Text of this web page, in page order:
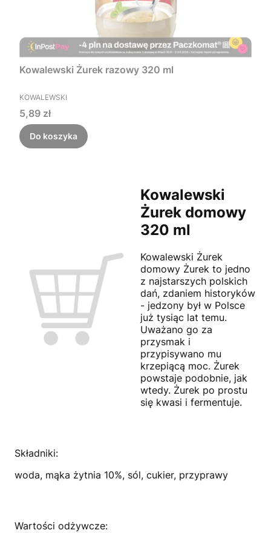
Kowalewski Żurek razowy 320 ml
PRODUCENT
KOWALEWSKI
Cena
5,89 zł
Do koszyka
Kowalewski
Żurek domowy
320 ml
Kowalewski Żurek
domowy Żurek to jedno
z najstarszych polskich
dań, zdaniem historyków
- jedzony był w Polsce
już tysiąc lat temu.
Uważano go za
przysmak i
przypisywano mu
krzepiącą moc. Żurek
powstaje podobnie, jak
wtedy. Żurek po prostu
się kwasi i fermentuje.
Składniki:
woda, mąka żytnia 10%, sól, cukier, przyprawy
Wartości odżywcze: